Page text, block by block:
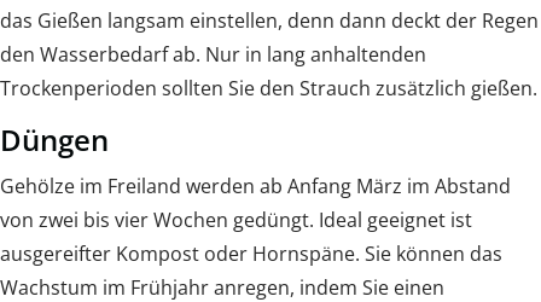
das Gießen langsam einstellen, denn dann deckt der Regen
den Wasserbedarf ab. Nur in lang anhaltenden
Trockenperioden sollten Sie den Strauch zusätzlich gießen.
Düngen
Gehölze im Freiland werden ab Anfang März im Abstand
von zwei bis vier Wochen gedüngt. Ideal geeignet ist
ausgereifter Kompost oder Hornspäne. Sie können das
Wachstum im Frühjahr anregen, indem Sie einen